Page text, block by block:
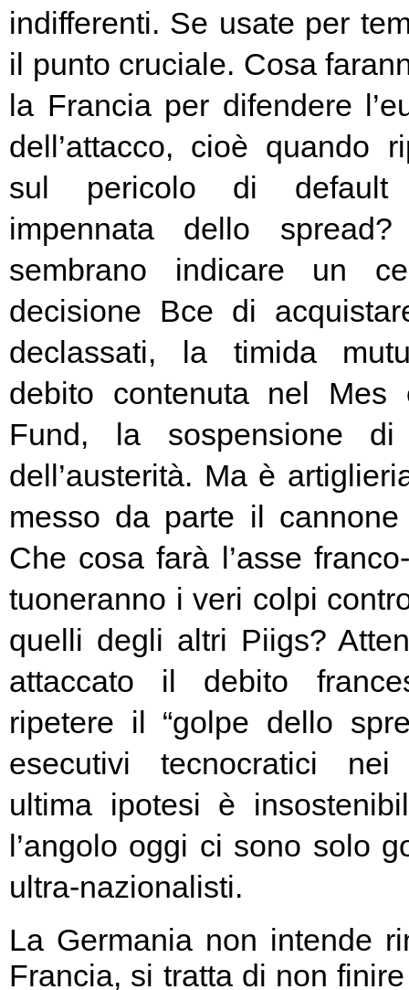
indifferenti. Se usate per
il punto cruciale. Cosa
la Francia per difendere
dell’attacco, cioè quando
sul pericolo di default
impennata dello
sembrano indicare un
decisione Bce di
declassati, la timida
debito contenuta nel Mes
Fund, la sospensione di
dell’austerità. Ma è
messo da parte il
Che cosa farà l’asse
tuoneranno i veri colpi
quelli degli altri Piigs?
attaccato il debito
ripetere il “golpe dello
esecutivi tecnocratici
ultima ipotesi è
l’angolo oggi ci sono solo
ultra-nazionalisti.
La Germania non intende
Francia, si tratta di non